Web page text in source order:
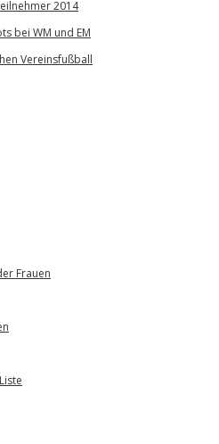
2014
bei WM und EM
Vereinsfußball
Frauen